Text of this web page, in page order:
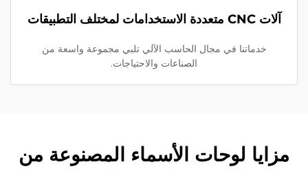
آلات CNC متعددة الاستخدامات لمختلف التطبيقات
خدماتنا في مجال الحاسب الآلي تلبي مجموعة واسعة من
الصناعات والاحتياجات.
مزايا لوحات الأسماء المصنوعة من